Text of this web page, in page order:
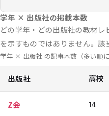
学年 × 出版社の掲載本数
どの学年・どの出版社の教材
を示すものではありません。
学年 × 出版社 の記事本数（多い順
出版社 高校
Z会 14